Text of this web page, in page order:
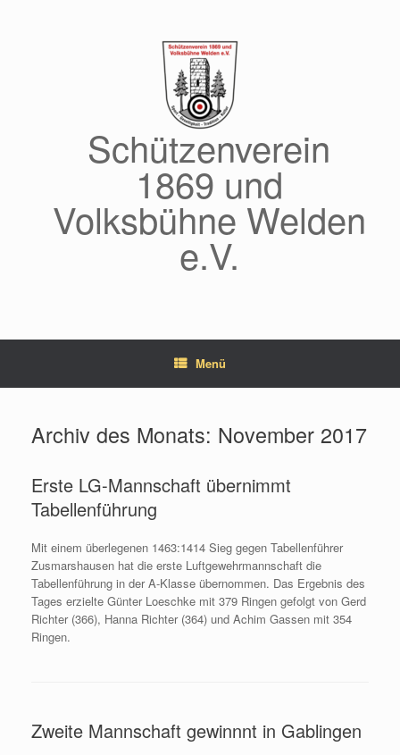
Schützenverein
1869 und
Volksbühne Welden
e.V.
Menü
Archiv des Monats: November 2017
Erste LG-Mannschaft übernimmt
Tabellenführung
Mit einem überlegenen 1463:1414 Sieg gegen Tabellenführer
Zusmarshausen hat die erste Luftgewehrmannschaft die
Tabellenführung in der A-Klasse übernommen. Das Ergebnis des
Tages erzielte Günter Loeschke mit 379 Ringen gefolgt von Gerd
Richter (366), Hanna Richter (364) und Achim Gassen mit 354
Ringen.
Zweite Mannschaft gewinnnt in Gablingen